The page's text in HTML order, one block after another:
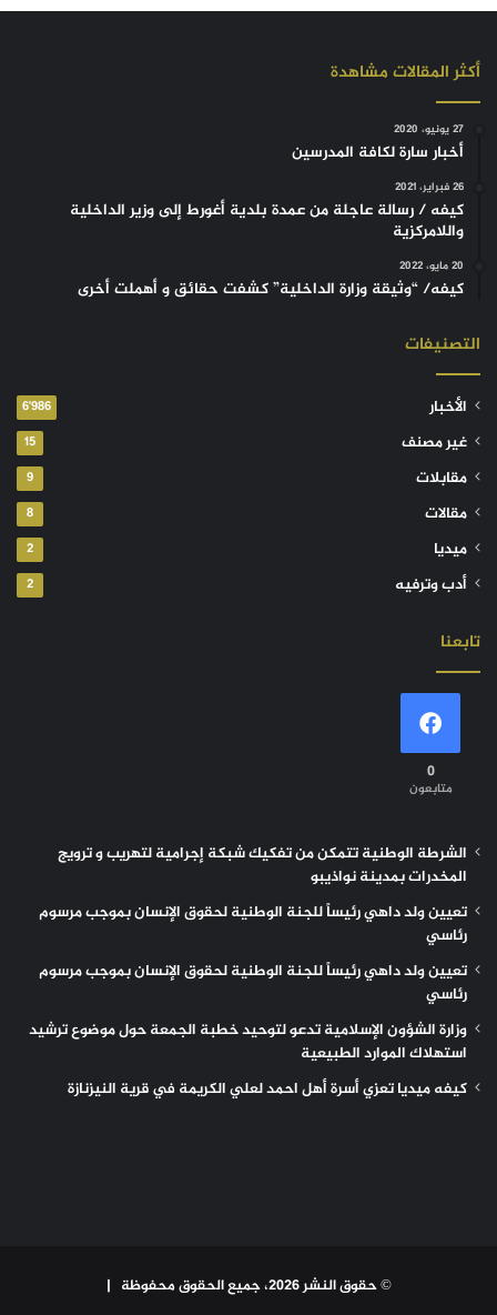
أكثر المقالات مشاهدة
27 يونيو، 2020
أخبار سارة لكافة المدرسين
26 فبراير، 2021
كيفه / رسالة عاجلة من عمدة بلدية أغورط إلى وزير الداخلية
واللامركزية
20 مايو، 2022
كيفه/ “وثيقة وزارة الداخلية” كشفت حقائق و أهملت أخرى
التصنيفات
الأخبار 6٬986
غير مصنف 15
مقابلات 9
مقالات 8
ميديا 2
أدب وترفيه 2
تابعنا
0
متابعون
الشرطة الوطنية تتمكن من تفكيك شبكة إجرامية لتهريب و ترويج
المخدرات بمدينة نواذيبو
تعيين ولد داهي رئيساً للجنة الوطنية لحقوق الإنسان بموجب مرسوم
رئاسي
تعيين ولد داهي رئيساً للجنة الوطنية لحقوق الإنسان بموجب مرسوم
رئاسي
وزارة الشؤون الإسلامية تدعو لتوحيد خطبة الجمعة حول موضوع ترشيد
استهلاك الموارد الطبيعية
كيفه ميديا تعزي أسرة أهل احمد لعلي الكريمة في قرية النيزنازة
© حقوق النشر 2026، جميع الحقوق محفوظة |